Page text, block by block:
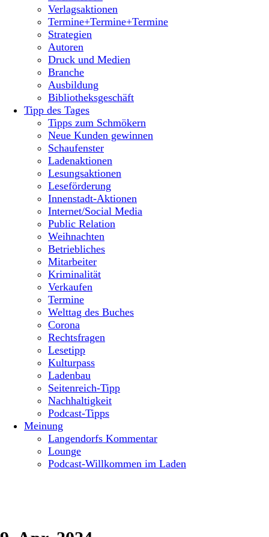
Verlagsaktionen
Termine+Termine+Termine
Strategien
Autoren
Druck und Medien
Branche
Ausbildung
Bibliotheksgeschäft
Tipp des Tages
Tipps zum Schmökern
Neue Kunden gewinnen
Schaufenster
Ladenaktionen
Lesungsaktionen
Leseförderung
Innenstadt-Aktionen
Internet/Social Media
Public Relation
Weihnachten
Betriebliches
Mitarbeiter
Kriminalität
Verkaufen
Termine
Welttag des Buches
Corona
Rechtsfragen
Lesetipp
Kulturpass
Ladenbau
Seitenreich-Tipp
Nachhaltigkeit
Podcast-Tipps
Meinung
Langendorfs Kommentar
Lounge
Podcast-Willkommen im Laden